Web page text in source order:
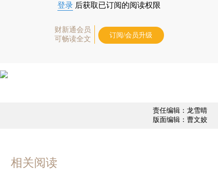
登录 后获取已订阅的阅读权限
财新通会员
可畅读全文
订阅/会员升级
责任编辑：龙雪晴
版面编辑：曹文姣
相关阅读